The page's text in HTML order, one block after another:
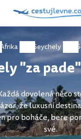
Afrika Seychely
"za
dovolená něco
že luxusní
pro boháče, bere
své.